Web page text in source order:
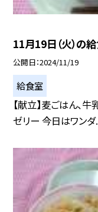
11月19日（火）の
公開日 2024/11/19
給食室
【献立】麦ごはん、牛
ゼリー 今日はワンダ